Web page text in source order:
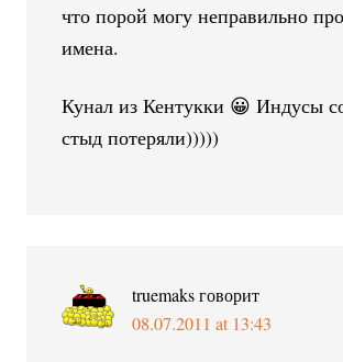
что порой могу неправильно
имена.
Кунал из Кентукки 😀 Индусы
стыд потеряли)))))
truemaks говорит
08.07.2011 at 13:43